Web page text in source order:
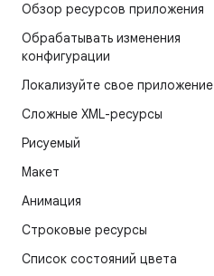
Обзор ресурсов приложения
Обрабатывать изменения
конфигурации
Локализуйте свое приложение
Сложные XML-ресурсы
Рисуемый
Макет
Анимация
Строковые ресурсы
Список состояний цвета